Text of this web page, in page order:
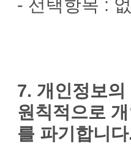
- 선택항목 :
7. 개인정보의
원칙적으로
를 파기합니